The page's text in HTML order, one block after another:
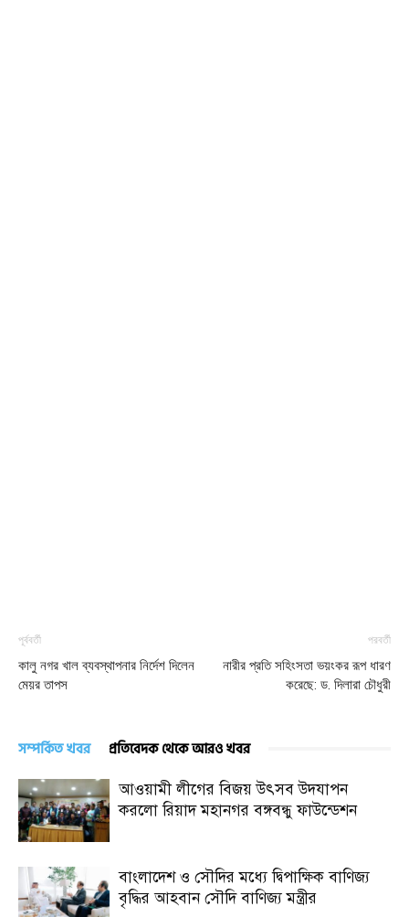
পূর্ববর্তী
কালু নগর খাল ব্যবস্থাপনার নির্দেশ দিলেন
মেয়র তাপস
পরবর্তী
নারীর প্রতি সহিংসতা ভয়ংকর রূপ ধারণ
করেছে: ড. দিলারা চৌধুরী
সম্পর্কিত খবর প্রতিবেদক থেকে আরও খবর
আওয়ামী লীগের বিজয় উৎসব উদযাপন
করলো রিয়াদ মহানগর বঙ্গবন্ধু ফাউন্ডেশন
বাংলাদেশ ও সৌদির মধ্যে দ্বিপাক্ষিক বাণিজ্য
বৃদ্ধির আহবান সৌদি বাণিজ্য মন্ত্রীর